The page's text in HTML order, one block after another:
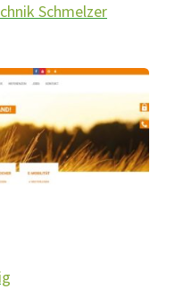
Schmelzer